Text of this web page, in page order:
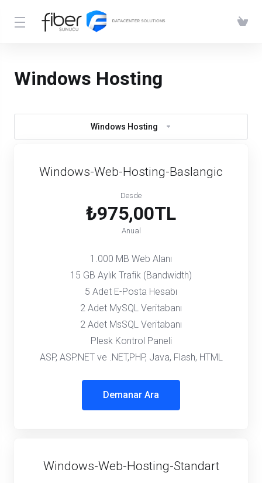
Windows Hosting
Windows Hosting
Windows-Web-Hosting-Baslangic
Desde
₺975,00TL
Anual
1.000 MB Web Alanı
15 GB Aylık Trafik (Bandwidth)
5 Adet E-Posta Hesabı
2 Adet MySQL Veritabanı
2 Adet MsSQL Veritabanı
Plesk Kontrol Paneli
ASP, ASP.NET ve .NET,PHP, Java, Flash, HTML
Demanar Ara
Windows-Web-Hosting-Standart